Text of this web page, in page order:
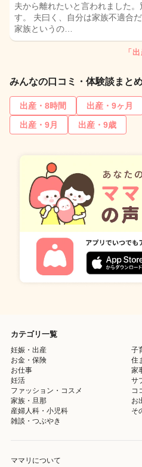
夫から離れたいと言われました
す。 夫曰く、自分は家族不適合
家族というの…
「
みんなの口コミ・体験談まと
出産・8時間 出産・9ヶ月
出産・9月
出産・9歳
カテゴリ一覧
妊娠・出産
子
お金・保険
住
お仕事
家
妊活
サ
ファッション・コスメ
コ
家族・旦那
お
産婦人科・小児科
そ
雑談・つぶやき
ママリについて